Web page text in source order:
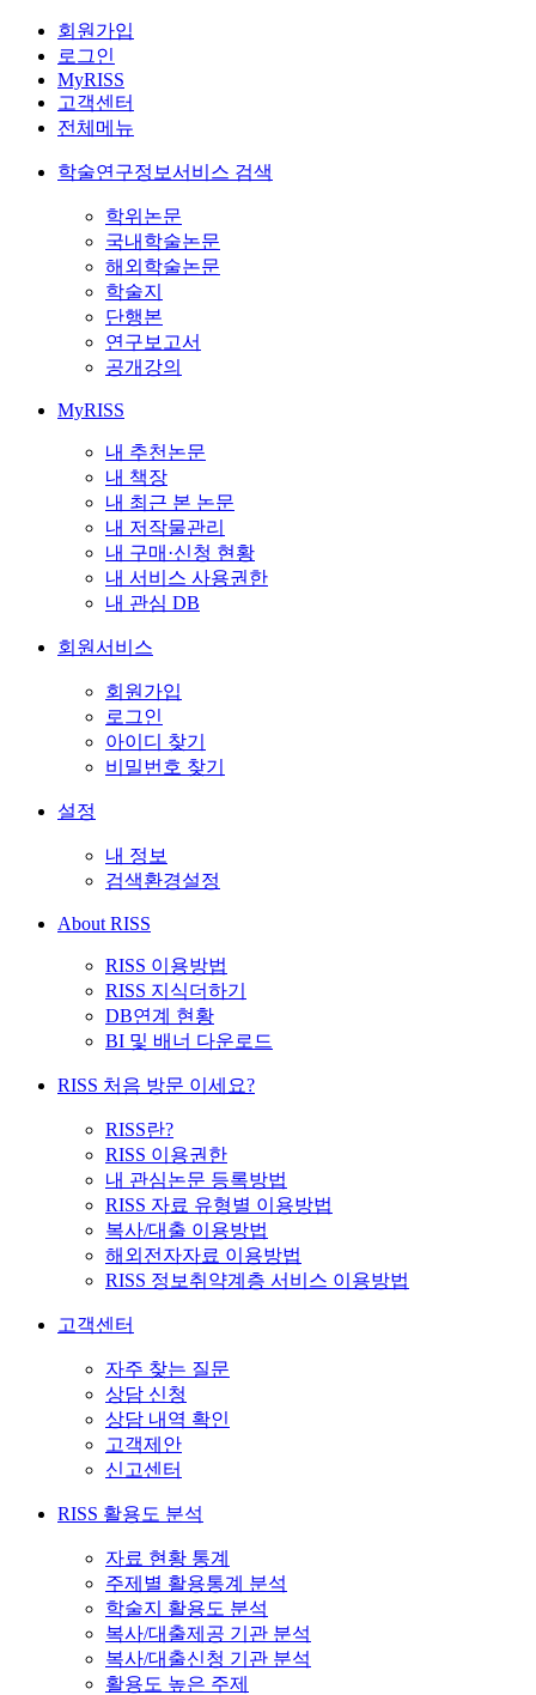
회원가입
로그인
MyRISS
고객센터
전체메뉴
학술연구정보서비스 검색
학위논문
국내학술논문
해외학술논문
학술지
단행본
연구보고서
공개강의
MyRISS
내 추천논문
내 책장
내 최근 본 논문
내 저작물관리
내 구매·신청 현황
내 서비스 사용권한
내 관심 DB
회원서비스
회원가입
로그인
아이디 찾기
비밀번호 찾기
설정
내 정보
검색환경설정
About RISS
RISS 이용방법
RISS 지식더하기
DB연계 현황
BI 및 배너 다운로드
RISS 처음 방문 이세요?
RISS란?
RISS 이용권한
내 관심논문 등록방법
RISS 자료 유형별 이용방법
복사/대출 이용방법
해외전자자료 이용방법
RISS 정보취약계층 서비스 이용방법
고객센터
자주 찾는 질문
상담 신청
상담 내역 확인
고객제안
신고센터
RISS 활용도 분석
자료 현황 통계
주제별 활용통계 분석
학술지 활용도 분석
복사/대출제공 기관 분석
복사/대출신청 기관 분석
활용도 높은 주제